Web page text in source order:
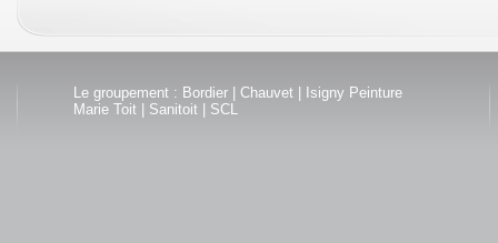
Le groupement : Bordier| Chauvet|
Isigny Peinture
Marie Toit| Sanitoit| SCL